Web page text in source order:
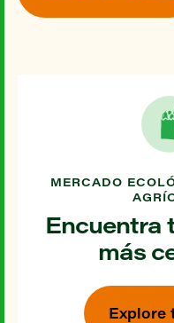
MERCADO
Encuentra
más
Explore